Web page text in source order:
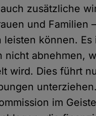
zusätzliche
und Familien
leisten können.
nicht abnehmen,
wird. Dies führt
im